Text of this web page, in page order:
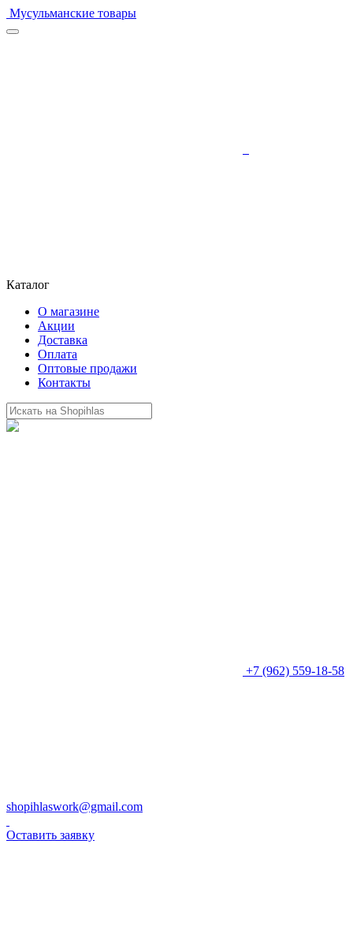
Мусульманские товары
Каталог
О магазине
Акции
Доставка
Оплата
Оптовые продажи
Контакты
+7 (962) 559-18-58
shopihlaswork@gmail.com
Оставить заявку